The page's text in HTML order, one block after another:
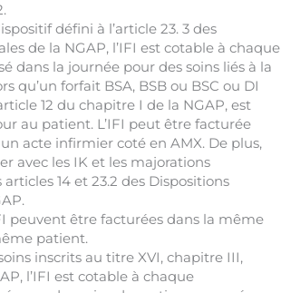
défini à l’article 23. 3 des
de la NGAP, l’IFI est cotable à chaque
dans la journée pour des soins liés à la
qu’un forfait BSA, BSB ou BSC ou DI
12 du chapitre I de la NGAP, est
au patient. L’IFI peut être facturée
acte infirmier coté en AMX. De plus,
avec les IK et les majorations
14 et 23.2 des Dispositions
peuvent être facturées dans la même
patient.
inscrits au titre XVI, chapitre III,
l’IFI est cotable à chaque